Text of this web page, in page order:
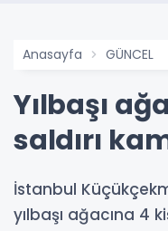
Anasayfa GÜNCEL
Yılbaşı
saldırı
İstanbul
yılbaşı ağacına 4